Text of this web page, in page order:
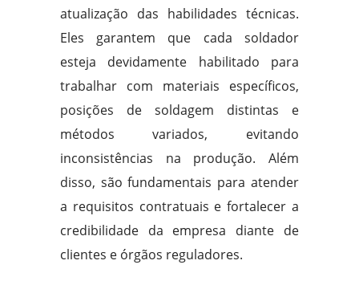
atualização das habilidades técnicas.
Eles garantem que cada soldador
esteja devidamente habilitado para
trabalhar com materiais específicos,
posições de soldagem distintas e
métodos variados, evitando
inconsistências na produção. Além
disso, são fundamentais para atender
a requisitos contratuais e fortalecer a
credibilidade da empresa diante de
clientes e órgãos reguladores.